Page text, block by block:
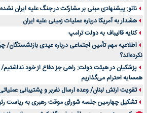
بهترین راه تبلیغات کلینیک زیبایی و افزایش مشتری
مقایسه قالب آسترا با وودمارت و فلت‌سام (فارسی)
خرید سمعک کارکرده یا دست دوم | نکات مهم قبل از
خرید و فروش قطعات سرور دست دوم در ماهان شبکه
اهمیت انتخاب بهترین وکیل در سعادت آباد برای
لیفتراک صفر؛ راهنمای جامع خرید، قیمت و فروش در
راهنمای جامع بهترین کفش ورزشی برای دویدن و استفاده روزمره
ناتو: پیشنهادی مبنی بر مشارکت در جنگ علیه ایران
هشدار به آمریکا درباره عملیات زمینی علیه ایران
کنایه قالیباف به دولت ترامپ
اطلاعیه مهم تأمین اجتماعی درباره عیدی بازنشستگان/
نکرده‌اند؟
پزشکیان در هیئت دولت: راهی جز دفاع از خود
همسایه احترام می‌گذاریم
تقویت ارتش لبنان/ وعده ارسال نفربر و پشتیبانی
تشکیل چهارمین جلسه شورای موقت رهبری به ریاست